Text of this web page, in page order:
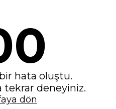
hata oluştu.
tekrar deneyiniz.
dön